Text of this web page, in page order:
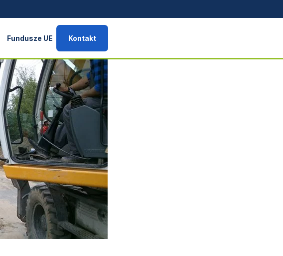
Fundusze UE Kontakt